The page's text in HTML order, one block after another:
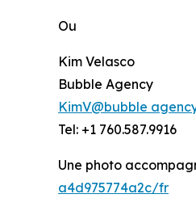
Ou
Kim Velasco
Bubble Agency
KimV@bubble
Tel: +1 760.587.9916
Une photo
a4d975774a2c/fr